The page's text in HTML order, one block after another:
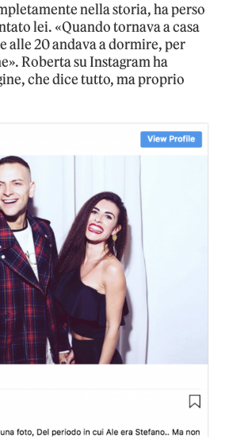
nella storia, ha perso
lei. «Quando tornava a casa
alle 20 andava a dormire, per
Roberta su Instagram ha
che dice tutto, ma proprio